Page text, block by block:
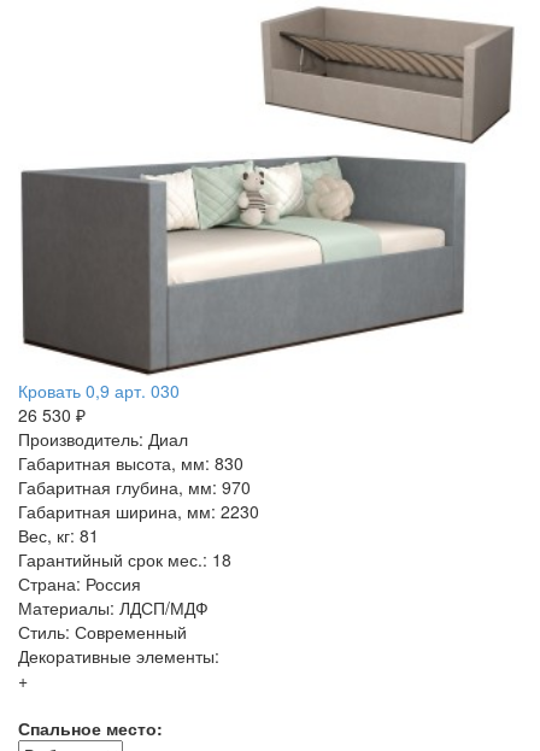
Кровать 0,9 арт. 030
26 530 ₽
Производитель: Диал
Габаритная высота, мм: 830
Габаритная глубина, мм: 970
Габаритная ширина, мм: 2230
Вес, кг: 81
Гарантийный срок мес.: 18
Страна: Россия
Материалы: ЛДСП/МДФ
Стиль: Современный
Декоративные элементы:
+
Спальное место: